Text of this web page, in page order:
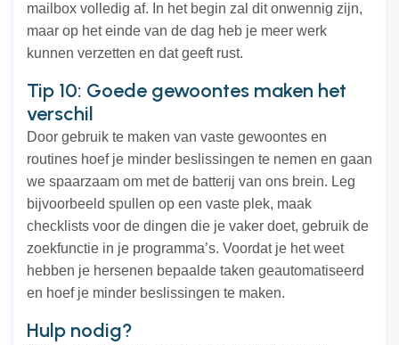
mailbox volledig af. In het begin zal dit onwennig zijn,
maar op het einde van de dag heb je meer werk
kunnen verzetten en dat geeft rust.
Tip 10: Goede gewoontes maken het
verschil
Door gebruik te maken van vaste gewoontes en
routines hoef je minder beslissingen te nemen en gaan
we spaarzaam om met de batterij van ons brein. Leg
bijvoorbeeld spullen op een vaste plek, maak
checklists voor de dingen die je vaker doet, gebruik de
zoekfunctie in je programma’s. Voordat je het weet
hebben je hersenen bepaalde taken geautomatiseerd
en hoef je minder beslissingen te maken.
Hulp nodig?